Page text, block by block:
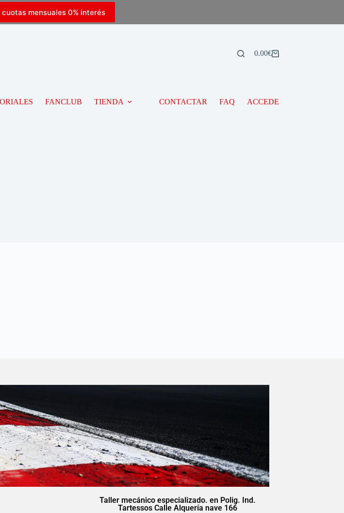
mensuales 0% interés
0.00€
FANCLUB TIENDA CONTACTAR FAQ ACCEDE
Taller mecánico especializado. en Polig. Ind.
Tartessos Calle Alquería nave 166